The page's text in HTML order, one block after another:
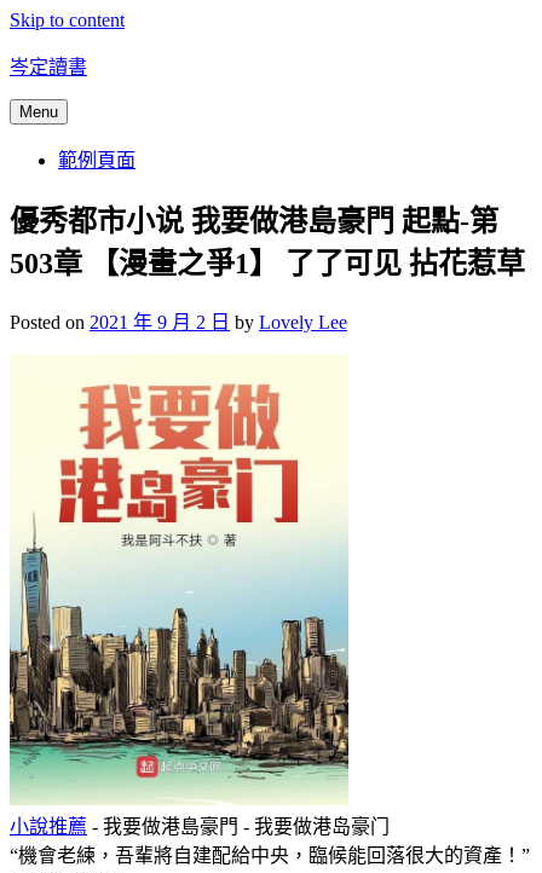
Skip to content
岑定讀書
Menu
範例頁面
優秀都市小说 我要做港島豪門 起點-第
503章 【漫畫之爭1】 了了可见 拈花惹草
Posted on 2021 年 9 月 2 日 by Lovely Lee
小說推薦 - 我要做港島豪門 - 我要做港岛豪门
“機會老練，吾輩將自建配給中央，臨候能回落很大的資產！”